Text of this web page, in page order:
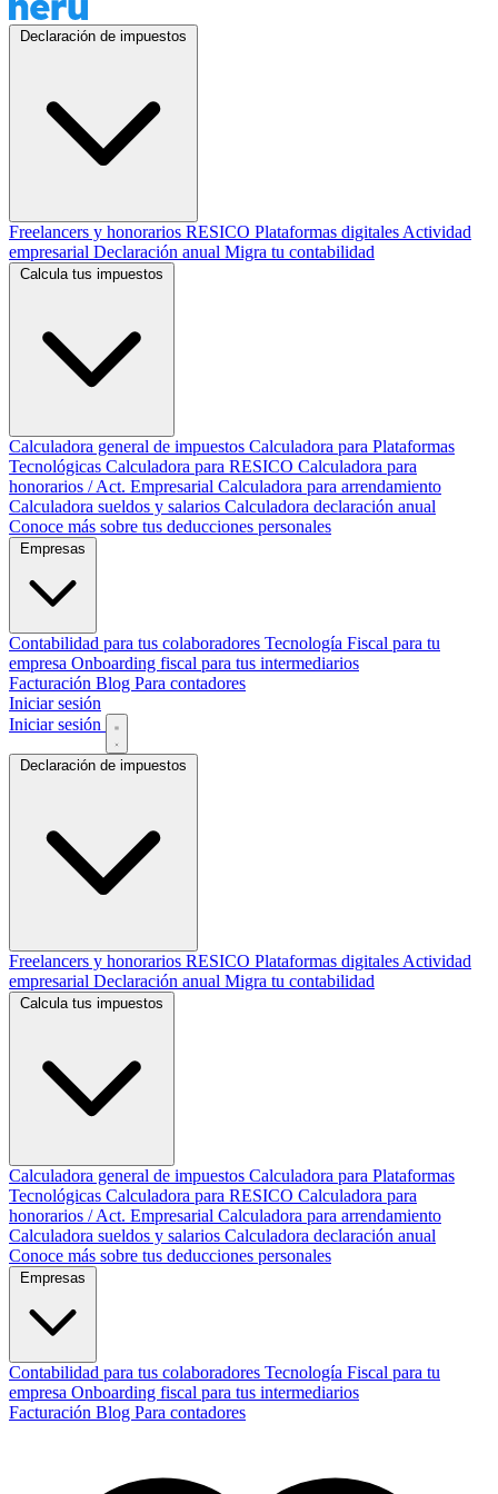
Freelancers y honorarios RESICO Plataformas digitales Actividad
empresarial Declaración anual Migra tu contabilidad
Calculadora general de impuestos Calculadora para Plataformas
Tecnológicas Calculadora para RESICO Calculadora para
honorarios / Act. Empresarial Calculadora para arrendamiento
Calculadora sueldos y salarios Calculadora declaración anual
Conoce más sobre tus deducciones personales
Contabilidad para tus colaboradores Tecnología Fiscal para tu
empresa Onboarding fiscal para tus intermediarios
Facturación Blog Para contadores
Iniciar sesión
Iniciar sesión
Freelancers y honorarios RESICO Plataformas digitales Actividad
empresarial Declaración anual Migra tu contabilidad
Calculadora general de impuestos Calculadora para Plataformas
Tecnológicas Calculadora para RESICO Calculadora para
honorarios / Act. Empresarial Calculadora para arrendamiento
Calculadora sueldos y salarios Calculadora declaración anual
Conoce más sobre tus deducciones personales
Contabilidad para tus colaboradores Tecnología Fiscal para tu
empresa Onboarding fiscal para tus intermediarios
Facturación Blog Para contadores